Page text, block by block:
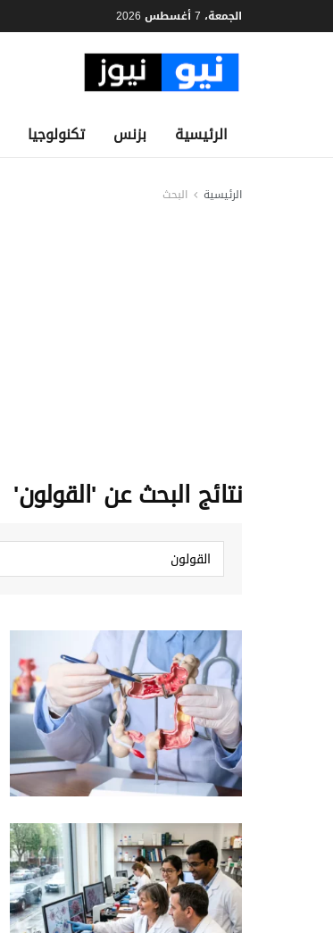
الجمعة، 7 أغسطس 2026
الرئيسية بزنس تكنولوجيا
الرئيسية البحث
نتائج البحث عن 'القولون'